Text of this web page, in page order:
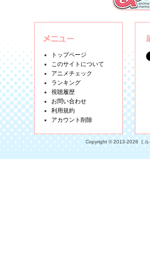
トップページ
このサイトについて
アニメチェック
ランキング
視聴履歴
お問い合わせ
利用規約
アカウント削除
Copyright © 2013-2026 ミ